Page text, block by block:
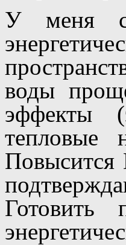
У меня
воды
эффекты
тепловые